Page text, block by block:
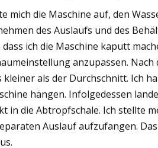
mich die Maschine auf, den
des Auslaufs und des
ich die Maschine kaputt
anzupassen.
als der Durchschnitt. Ich
hängen. Infolgedessen
in die Abtropfschale. Ich stellte
Auslauf aufzufangen.